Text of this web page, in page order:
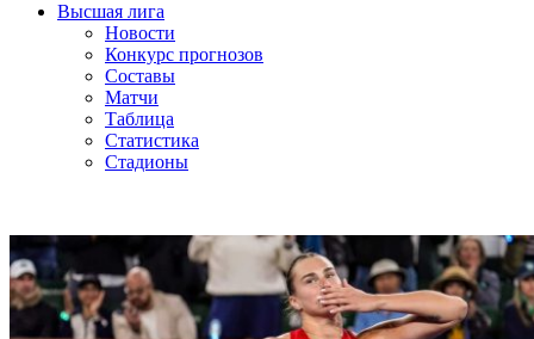
Высшая лига
Новости
Конкурс прогнозов
Составы
Матчи
Таблица
Статистика
Стадионы